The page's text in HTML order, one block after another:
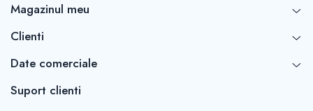
Magazinul meu
Clienti
Date comerciale
Suport clienti